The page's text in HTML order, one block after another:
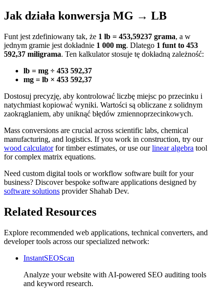
Jak działa konwersja MG → LB
Funt jest zdefiniowany tak, że 1 lb = 453,59237 grama, a w
jednym gramie jest dokładnie 1 000 mg. Dlatego 1 funt to 453
592,37 miligrama. Ten kalkulator stosuje tę dokładną zależność:
lb = mg ÷ 453 592,37
mg = lb × 453 592,37
Dostosuj precyzję, aby kontrolować liczbę miejsc po przecinku i
natychmiast kopiować wyniki. Wartości są obliczane z solidnym
zaokrąglaniem, aby uniknąć błędów zmiennoprzecinkowych.
Mass conversions are crucial across scientific labs, chemical
manufacturing, and logistics. If you work in construction, try our
wood calculatorfor timber estimates, or use ourlinear algebra tool
for complex matrix equations.
Need custom digital tools or workflow software built for your
business? Discover bespoke software applications designed by
software solutions provider Shahab Dev.
Related Resources
Explore recommended web applications, technical converters, and
developer tools across our specialized network:
InstantSEOScan
Analyze your website with AI-powered SEO auditing tools
and keyword research.